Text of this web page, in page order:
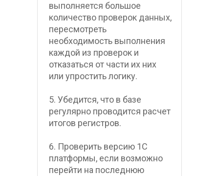
выполняется большое
количество проверок данных,
пересмотреть
необходимость выполнения
каждой из проверок и
отказаться от части их них
или упростить логику.
5. Убедится, что в базе
регулярно проводится расчет
итогов регистров.
6. Проверить версию 1С
платформы, если возможно
перейти на последнюю